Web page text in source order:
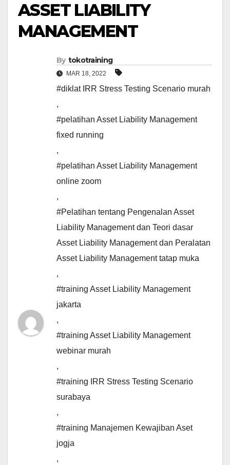
ASSET LIABILITY
MANAGEMENT
By tokotraining
MAR 18, 2022
#diklat IRR Stress Testing Scenario murah
,
#pelatihan Asset Liability Management
fixed running
,
#pelatihan Asset Liability Management
online zoom
,
#Pelatihan tentang Pengenalan Asset
Liability Management dan Teori dasar
Asset Liability Management dan Peralatan
Asset Liability Management tatap muka
,
#training Asset Liability Management
jakarta
,
#training Asset Liability Management
webinar murah
,
#training IRR Stress Testing Scenario
surabaya
,
#training Manajemen Kewajiban Aset
jogja
,